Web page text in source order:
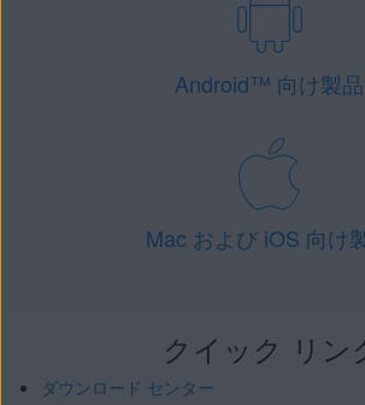
Android™ 向け製品
Mac および iOS 向け
クイック リン
ダウンロード センター